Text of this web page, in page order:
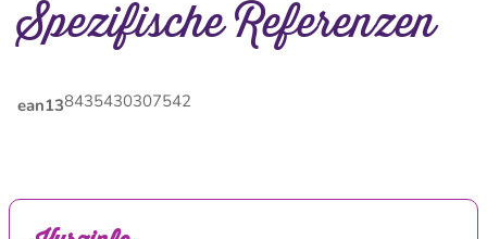
Spezifische Referenzen
ean138435430307542